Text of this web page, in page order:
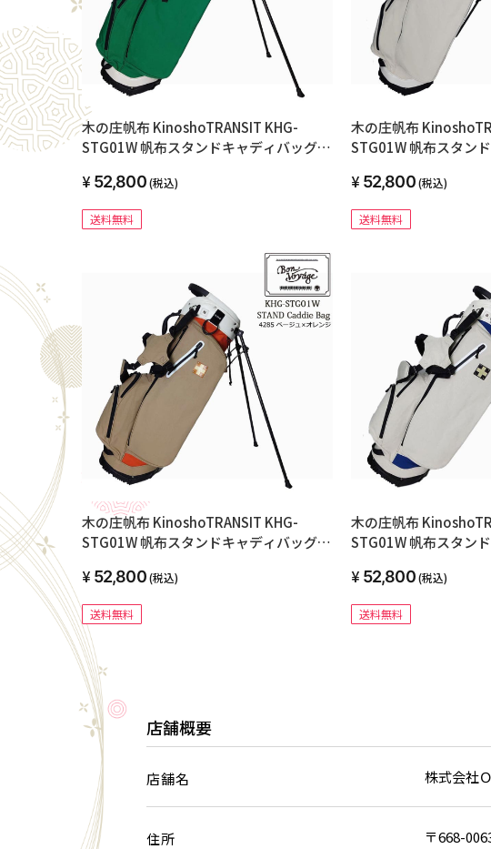
木の庄帆布 KinoshoTRANSIT KHG-
STG01W 帆布スタンドキャディバッグ
52,800(税込)
送料無料
木の庄帆布
STG01W 帆布スタン
52,800(税込)
送料無料
木の庄帆布 KinoshoTRANSIT KHG-
STG01W 帆布スタンドキャディバッグ
52,800(税込)
送料無料
木の庄帆布
STG01W 帆布スタン
ー52,800(税込)
送料無料
店舗概要
店舗名 株式会社
住所 〒668-